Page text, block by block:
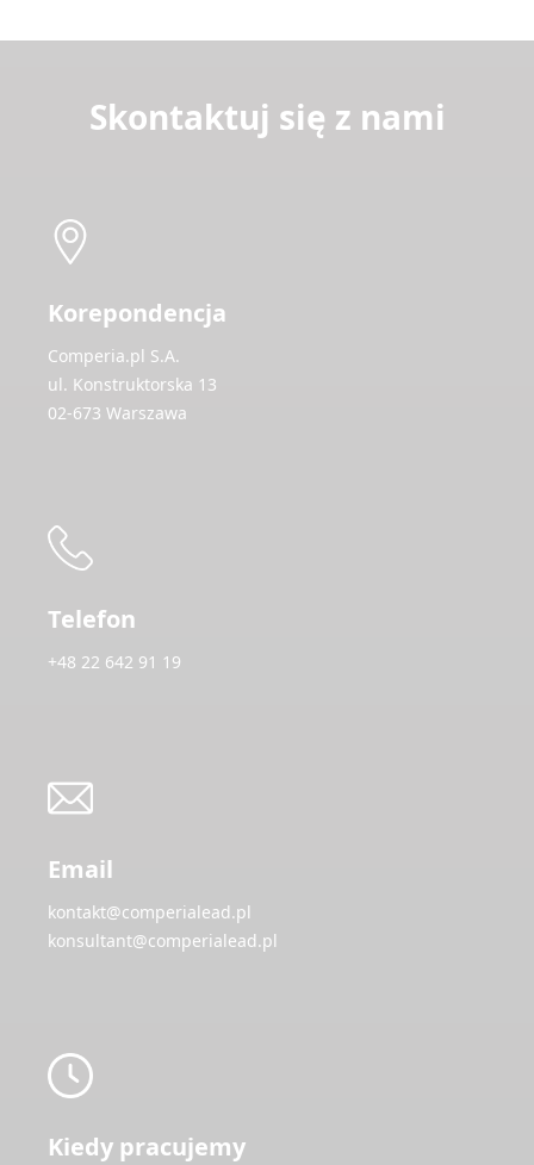
Skontaktuj się z nami
Korepondencja
Comperia.pl S.A.
ul. Konstruktorska 13
02-673 Warszawa
Telefon
+48 22 642 91 19
Email
kontakt@comperialead.pl
konsultant@comperialead.pl
Kiedy pracujemy